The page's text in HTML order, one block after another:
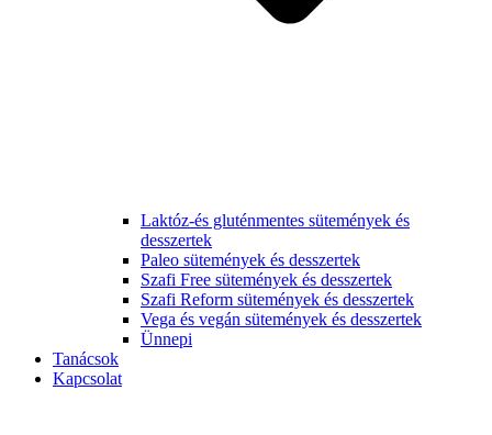
Laktóz-és gluténmentes sütemények és
desszertek
Paleo sütemények és desszertek
Szafi Free sütemények és desszertek
Szafi Reform sütemények és desszertek
Vega és vegán sütemények és desszertek
Ünnepi
Tanácsok
Kapcsolat